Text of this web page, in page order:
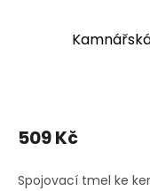
509 Kč
Spojovací tmel ke